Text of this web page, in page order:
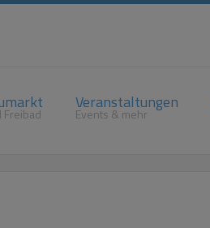
Freibad
Veranstaltungen
Events & mehr